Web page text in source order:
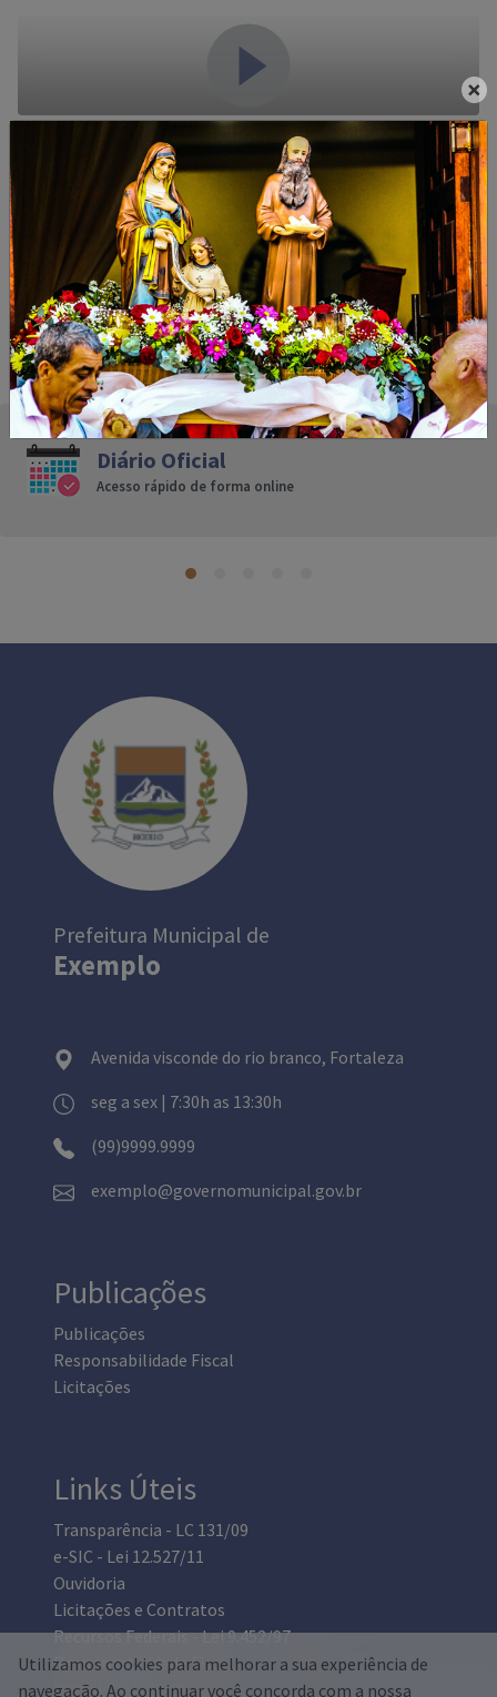
Campanha de conscientização contra dengue
Festival de Inverno 2020
Diário Oficial
Acesso rápido de forma online
Prefeitura Municipal de
Exemplo
Avenida visconde do rio branco, Fortaleza
seg a sex | 7:30h as 13:30h
(99)9999.9999
exemplo@governomunicipal.gov.br
Publicações
Publicações
Responsabilidade Fiscal
Licitações
Links Úteis
Transparência - LC 131/09
e-SIC - Lei 12.527/11
Ouvidoria
Licitações e Contratos
Recursos Federais - Lei 9.452/97
Responsabilidade Fiscal
Portal do TCM-CE
×
Utilizamos cookies para melhorar a sua experiência de
navegação. Ao continuar você concorda com a nossa